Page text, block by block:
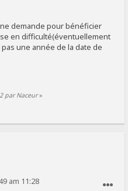
demande pour bénéficier
en difficulté(éventuellement
une année de la date de
par Naceur»
am 11:28